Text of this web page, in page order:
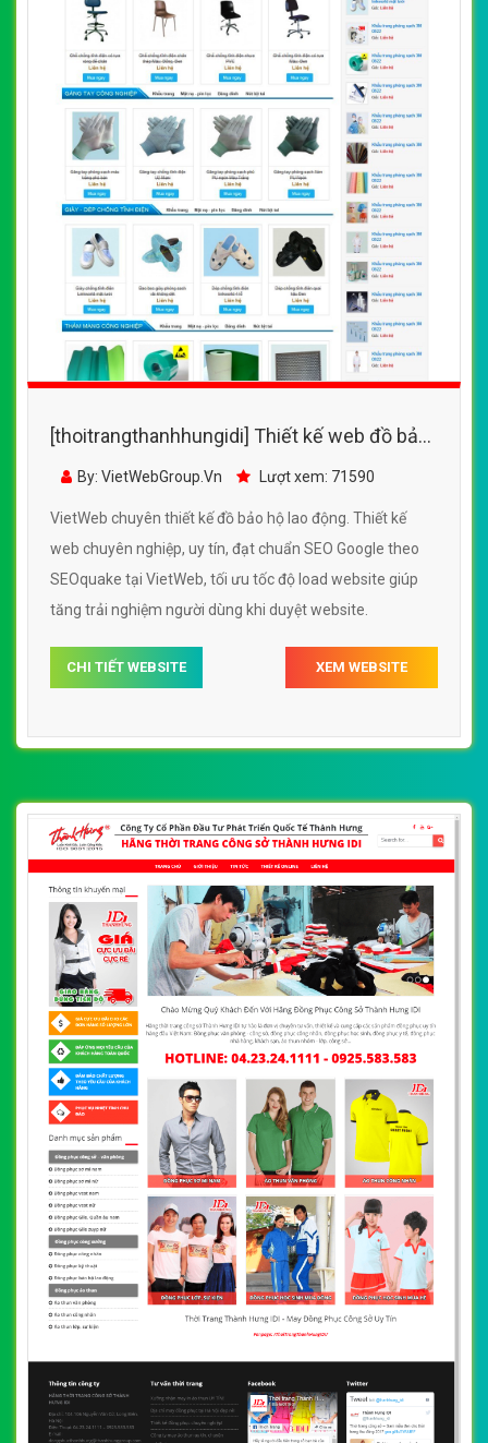
[thoitrangthanhhungidi] Thiết kế web đồ bảo
hộ lao động, quần áo bảo hộ Dong Anh
By: VietWebGroup.Vn Lượt xem: 71590
VietWeb chuyên thiết kế đồ bảo hộ lao động. Thiết kế
web chuyên nghiệp, uy tín, đạt chuẩn SEO Google theo
SEOquake tại VietWeb, tối ưu tốc độ load website giúp
tăng trải nghiệm người dùng khi duyệt website.
CHI TIẾT WEBSITE XEM WEBSITE